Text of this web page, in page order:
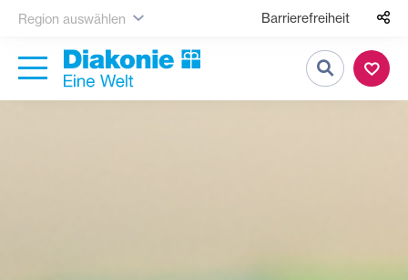
Region auswählen Barrierefreiheit
Suche